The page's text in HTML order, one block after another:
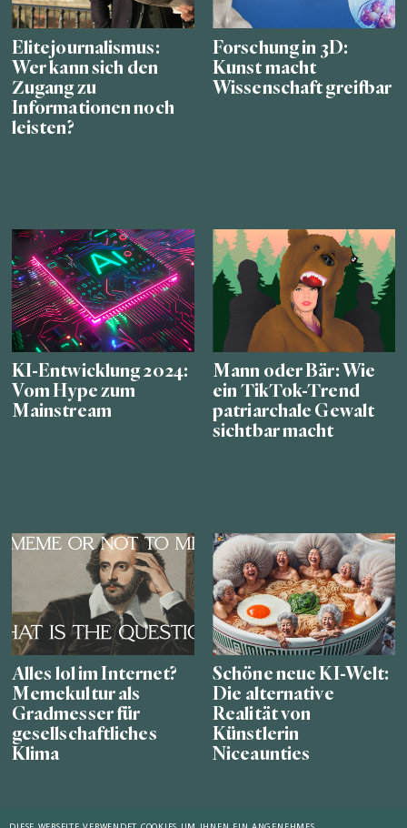
Elitejournalismus:
Wer kann sich den
Zugang zu
Informationen noch
leisten?
Forschung in 3D:
Kunst macht
Wissenschaft greifbar
KI-Entwicklung 2024:
Vom Hype zum
Mainstream
Mann oder Bär: Wie
ein TikTok-Trend
patriarchale Gewalt
sichtbar macht
Alles lol im Internet?
Memekultur als
Gradmesser für
gesellschaftliches
Klima
Schöne neue KI-Welt:
Die alternative
Realität von
Künstlerin
Niceaunties